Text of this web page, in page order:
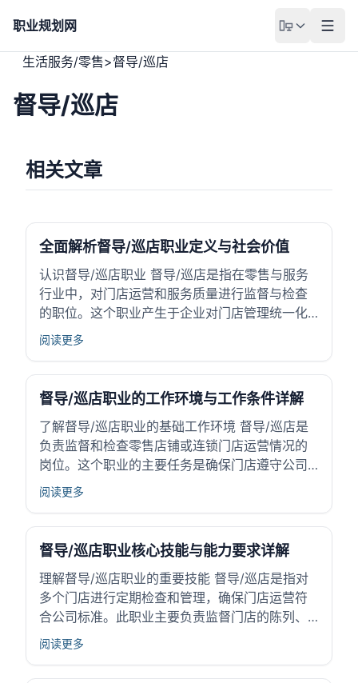
职业规划网
生活服务/零售>督导/巡店
督导/巡店
相关文章
全面解析督导/巡店职业定义与社会价值
认识督导/巡店职业 督导/巡店是指在零售与服务
行业中，对门店运营和服务质量进行监督与检查
的职位。这个职业产生于企业对门店管理统一化
和服务标准化的需求。督导/巡店主要负责保证门
品牌形象。通过规范管理和持续改进，他们帮助
企业提高服务效率、优化顾客体验，增强市场竞...
阅读更多
督导/巡店职业的工作环境与工作条件详解
了解督导/巡店职业的基础工作环境 督导/巡店是
负责监督和检查零售店铺或连锁门店运营情况的
岗位。这个职业的主要任务是确保门店遵守公司
的标准，包括产品陈列、服务质量和销售流程。
促进门店运营效率和客户满意度的提升。 该职业
广泛存在于零售、快消品等多个行业，起到连接...
阅读更多
督导/巡店职业核心技能与能力要求详解
理解督导/巡店职业的重要技能 督导/巡店是指对
多个门店进行定期检查和管理，确保门店运营符
合公司标准。此职业主要负责监督门店的陈列、
库存、员工服务等方面，保障销售目标的达成与
工作十分关键。核心技能帮助督导人员发现问
阅读更多